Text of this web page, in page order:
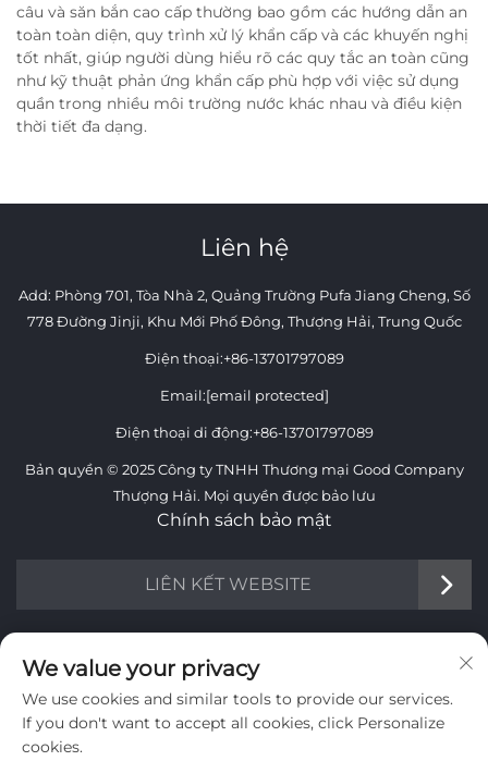
câu và săn bắn cao cấp thường bao gồm các hướng dẫn an
toàn toàn diện, quy trình xử lý khẩn cấp và các khuyến nghị
tốt nhất, giúp người dùng hiểu rõ các quy tắc an toàn cũng
như kỹ thuật phản ứng khẩn cấp phù hợp với việc sử dụng
quần trong nhiều môi trường nước khác nhau và điều kiện
thời tiết đa dạng.
Liên hệ
Add: Phòng 701, Tòa Nhà 2, Quảng Trường Pufa Jiang Cheng, Số
778 Đường Jinji, Khu Mới Phố Đông, Thượng Hải, Trung Quốc
Điện thoại:+86-13701797089
Email:[email protected]
Điện thoại di động:+86-13701797089
Bản quyền © 2025 Công ty TNHH Thương mại Good Company
Thượng Hải. Mọi quyền được bảo lưu
Chính sách bảo mật
LIÊN KẾT WEBSITE
THÔNG TIN
Đăng ký nhận bản tin hàng tuần của chúng tôi
We value your privacy
We use cookies and similar tools to provide our services.
If you don't want to accept all cookies, click Personalize
cookies.